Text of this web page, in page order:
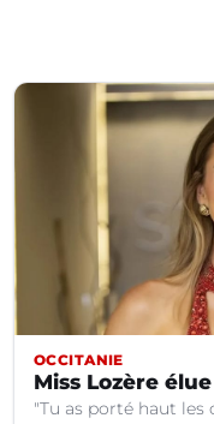
OCCITANIE
Miss Lozère
"Tu as porté haut les